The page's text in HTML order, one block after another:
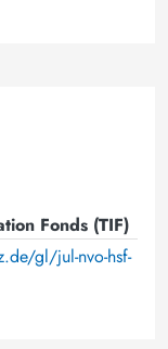
Fonds (TIF)
gl/jul-nvo-hsf-